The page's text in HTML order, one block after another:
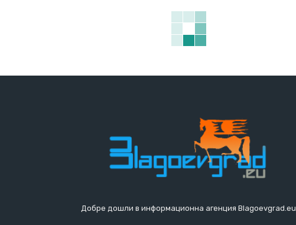
Добре дошли в информационна агенция Blagoevgrad.eu